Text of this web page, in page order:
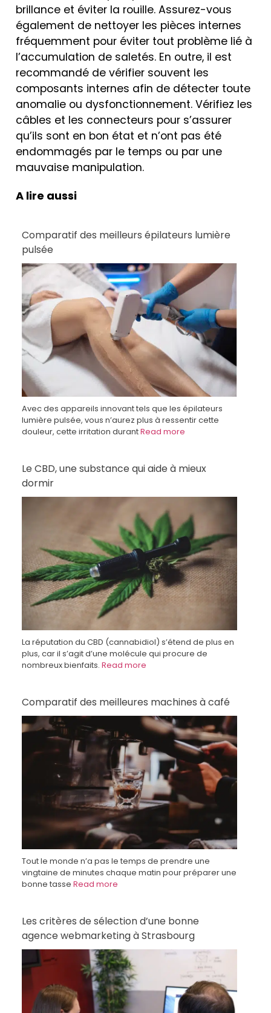
brillance et éviter la rouille. Assurez-vous
également de nettoyer les pièces internes
fréquemment pour éviter tout problème lié à
l’accumulation de saletés. En outre, il est
recommandé de vérifier souvent les
composants internes afin de détecter toute
anomalie ou dysfonctionnement. Vérifiez les
câbles et les connecteurs pour s’assurer
qu’ils sont en bon état et n’ont pas été
endommagés par le temps ou par une
mauvaise manipulation.
A lire aussi
Comparatif des meilleurs épilateurs lumière
pulsée
Avec des appareils innovant tels que les épilateurs
lumière pulsée, vous n’aurez plus à ressentir cette
douleur, cette irritation durantRead more
Le CBD, une substance qui aide à mieux
dormir
La réputation du CBD (cannabidiol) s’étend de plus en
plus, car il s’agit d’une molécule qui procure de
nombreux bienfaits. Read more
Comparatif des meilleures machines à café
Tout le monde n’a pas le temps de prendre une
vingtaine de minutes chaque matin pour préparer une
bonne tasse Read more
Les critères de sélection d’une bonne
agence webmarketing à Strasbourg